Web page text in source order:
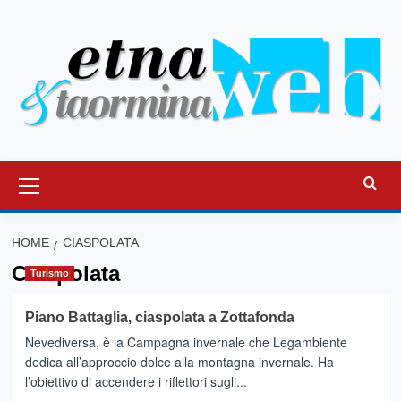
principale
HOME CIASPOLATA
Ciaspolata
Turismo
Piano Battaglia, ciaspolata a Zottafonda
Nevediversa, è la Campagna invernale che Legambiente
dedica all’approccio dolce alla montagna invernale. Ha
l’obiettivo di accendere i riflettori sugli...